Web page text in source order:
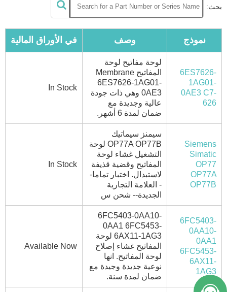
بحث:
نموذج وصف في الأوراق المالية
6ES7626-
1AG01-
0AE3 C7-
626
لوحة مفاتيح لوحة
المفاتيح Membrane
6ES7626-1AG01-
0AE3 وهي ذات جودة
عالية وجديدة مع
ضمان لمدة 6 أشهر.
In Stock
Siemens
Simatic
OP77
OP77A
OP77B
سيمنز سيماتيك
OP77A OP77B لوحة
التشغيل غشاء لوحة
المفاتيح وقضية قذيفة
لاستبدال. اختبار تماما-
- العلامة التجارية
الجديدة-- شحن س
In Stock
6FC5403-
0AA10-
0AA1
6FC5453-
6AX11-
1AG3
6FC5403-0AA10-
0AA1 6FC5453-
6AX11-1AG3 لوحة
المفاتيح غشاء إصلاح
لوحة المفاتيح. انها
نوعية جديدة وجيدة مع
ضمان لمدة سنة.
Available Now